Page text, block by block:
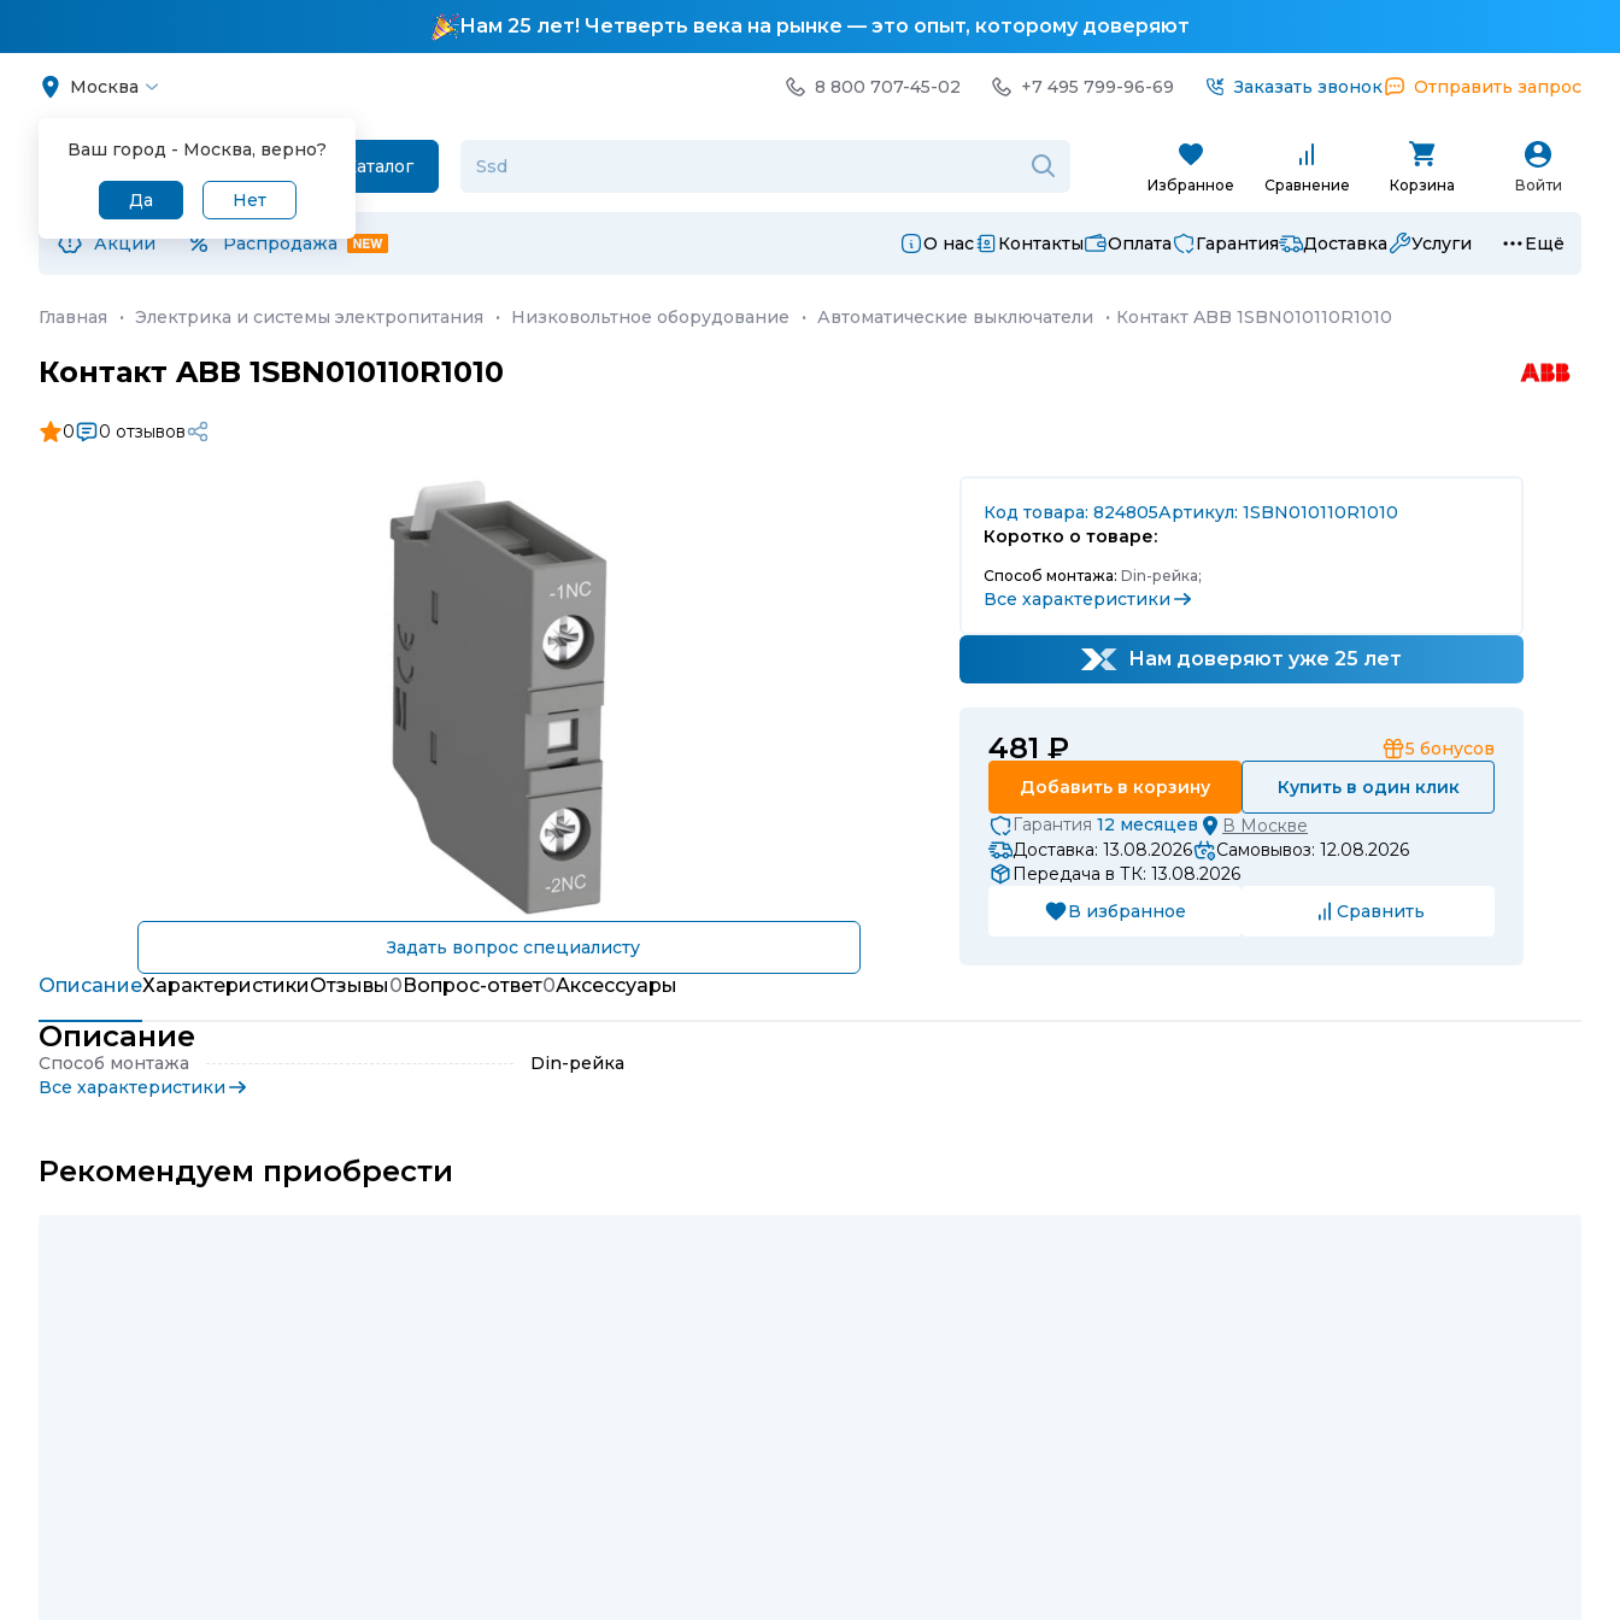
Нам 25 лет! Четверть века на рынке — это опыт, которому доверяют
Москва
Ваш город - Москва, верно?
Да Нет
8 800 707-45-02 +7 495 799-96-69 Заказать звонок Отправить запрос
Каталог
Избранное Сравнение Корзина Войти
Акции Распродажа О нас Контакты Оплата Гарантия Доставка Услуги Ещё
Главная · Электрика и системы электропитания · Низковольтное оборудование · Автоматические выключатели · Контакт ABB 1SBN010110R1010
Контакт ABB 1SBN010110R1010
0 0 отзывов
Задать вопрос специалисту
Код товара: 824805Артикул: 1SBN010110R1010
Коротко о товаре:
Способ монтажа: Din-рейка;
Все характеристики
Нам доверяют уже 25 лет
481 ₽ 5 бонусов
Добавить в корзину
Купить в один клик
Гарантия 12 месяцев В Москве
Доставка: 13.08.2026
Самовывоз: 12.08.2026
Передача в ТК: 13.08.2026
В избранное
Сравнить
ОписаниеХарактеристикиОтзывы0Вопрос-ответ0Аксессуары
Описание
Способ монтажа
Din-рейка
Все характеристики
Рекомендуем приобрести